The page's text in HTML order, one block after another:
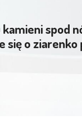
spod
się o ziarenko